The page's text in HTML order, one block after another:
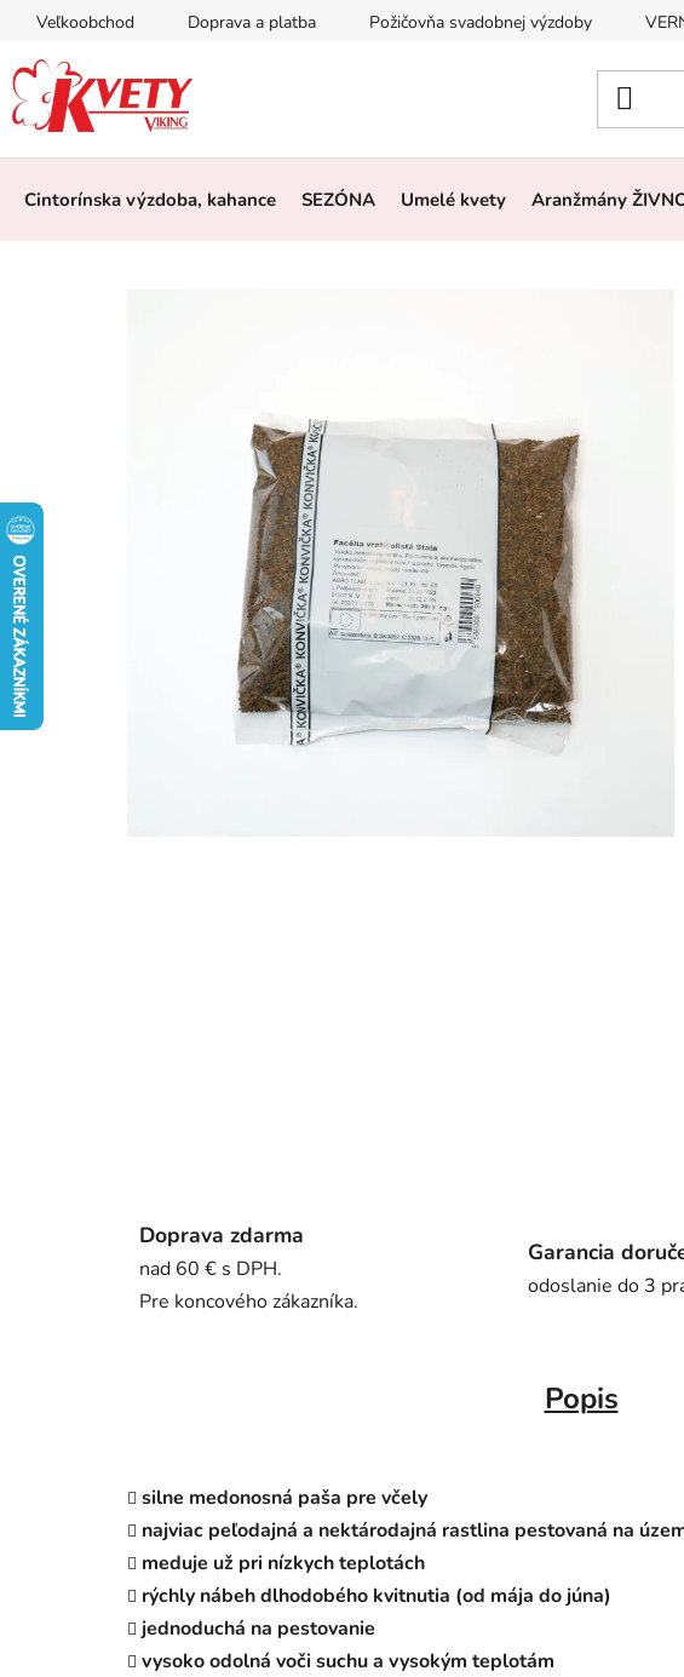
Prejsť
obsah
Veľkoobchod Doprava a platba Požičovňa svadobnej výzdoby
Cintorínska výzdoba, kahance SEZÓNA Umelé kvety Aranžmány
Doprava zdarma
nad 60 € s DPH.
Pre koncového zákazníka.
Garancia
odoslanie do 3
Popis
silne medonosná paša pre včely
najviac peľodajná a nektárodajná rastlina pestovaná na
meduje už pri nízkychteplotách
rýchly nábehdlhodobého kvitnutia (od mája do júna)
jednoduchá na pestovanie
vysokoodolná voči suchu a vysokým teplotám